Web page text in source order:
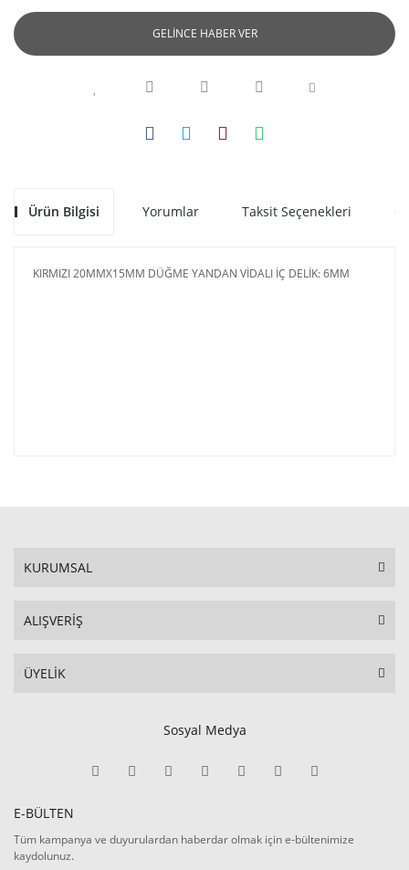
GELİNCE HABER VER
Ürün Bilgisi Yorumlar Taksit Seçenekleri
KIRMIZI 20MMX15MM DÜĞME YANDAN VİDALI İÇ DELİK: 6MM
KURUMSAL
ALIŞVERİŞ
ÜYELİK
Sosyal Medya
E-BÜLTEN
Tüm kampanya ve duyurulardan haberdar olmak için e-bültenimize
kaydolunuz.